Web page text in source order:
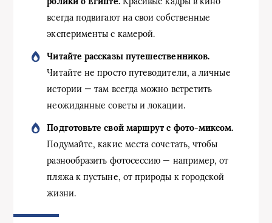
всегда подвигают на свои собственные
эксперименты с камерой.
Читайте рассказы путешественников.
Читайте не просто путеводители, а личные
истории — там всегда можно встретить
неожиданные советы и локации.
Подготовьте свой маршрут с фото-миксом.
Подумайте, какие места сочетать, чтобы
разнообразить фотосессию — например, от
пляжа к пустыне, от природы к городской
жизни.